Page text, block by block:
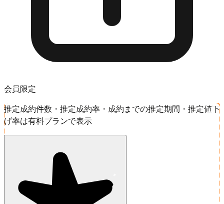
会員限定
推定成約件数・推定成約率・成約までの推定期間・推定値下
げ率は有料プランで表示